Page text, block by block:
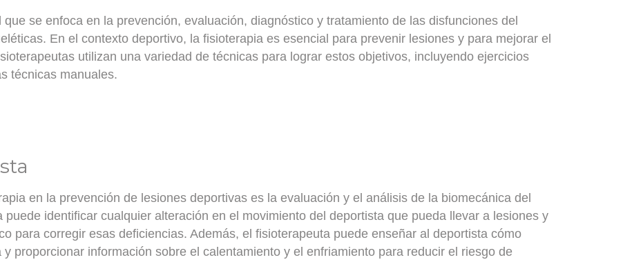
se enfoca en la prevención, evaluación, diagnóstico y tratamiento de las disfunciones del
En el contexto deportivo, la fisioterapia es esencial para prevenir lesiones y para mejorar el
utilizan una variedad de técnicas para lograr estos objetivos, incluyendo ejercicios
técnicas manuales.
en la prevención de lesiones deportivas es la evaluación y el análisis de la biomecánica del
puede identificar cualquier alteración en el movimiento del deportista que pueda llevar a lesiones y
para corregir esas deficiencias. Además, el fisioterapeuta puede enseñar al deportista cómo
proporcionar información sobre el calentamiento y el enfriamiento para reducir el riesgo de